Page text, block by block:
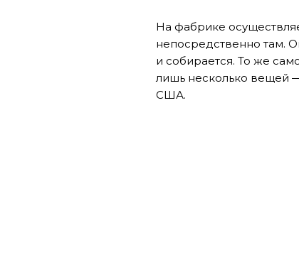
На фабрике
непосредственно там.
и собирается. То же
лишь несколько вещей
США.